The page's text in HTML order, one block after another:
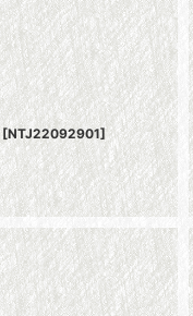
[NTJ22092901]